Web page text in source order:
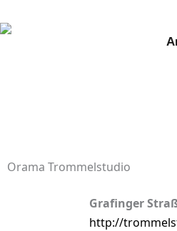
Inhalt
Orama Trommelstudio
Grafinger
http://